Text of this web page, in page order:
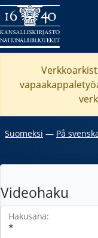
Suomeksi ― På
Videohaku
Hakusana: